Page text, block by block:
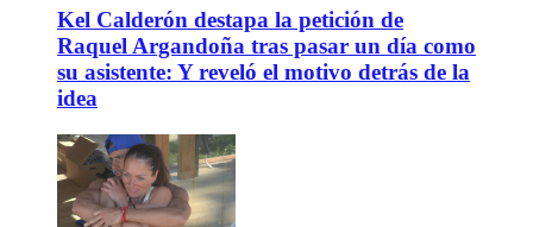
Kel Calderón destapa la petición de
Raquel Argandoña tras pasar un día como
su asistente: Y reveló el motivo detrás de la
idea